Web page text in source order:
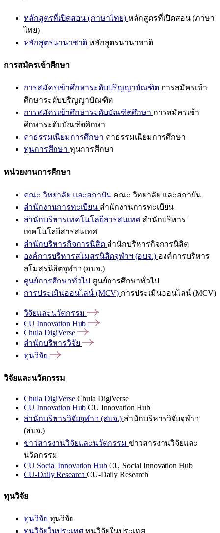
หลักสูตรที่เปิดสอน (ภาษาไทย) หลักสูตรที่เปิดสอน (ภาษา
ไทย)
หลักสูตรนานาชาติ หลักสูตรนานาชาติ
การสมัครเข้าศึกษา
การสมัครเข้าศึกษาระดับปริญญาบัณฑิต การสมัครเข้า
ศึกษาระดับปริญญาบัณฑิต
การสมัครเข้าศึกษาระดับบัณฑิตศึกษา การสมัครเข้า
ศึกษาระดับบัณฑิตศึกษา
ค่าธรรมเนียมการศึกษา ค่าธรรมเนียมการศึกษา
ทุนการศึกษา ทุนการศึกษา
หน่วยงานการศึกษา
คณะ วิทยาลัย และสถาบัน คณะ วิทยาลัย และสถาบัน
สำนักงานการทะเบียน สำนักงานการทะเบียน
สำนักบริหารเทคโนโลยีสารสนเทศ สำนักบริหาร
เทคโนโลยีสารสนเทศ
สำนักบริหารกิจการนิสิต สำนักบริหารกิจการนิสิต
องค์การบริหารสโมสรนิสิตจุฬาฯ (อบจ.) องค์การบริหาร
สโมสรนิสิตจุฬาฯ (อบจ.)
ศูนย์การศึกษาทั่วไป ศูนย์การศึกษาทั่วไป
การประเมินออนไลน์ (MCV) การประเมินออนไลน์ (MCV)
วิจัยและนวัตกรรม
CU Innovation Hub
Chula DigiVerse
สำนักบริหารวิจัย
ทุนวิจัย
วิจัยและนวัตกรรม
Chula DigiVerse Chula DigiVerse
CU Innovation Hub CU Innovation Hub
สำนักบริหารวิจัยจุฬาฯ (สบจ.) สำนักบริหารวิจัยจุฬาฯ
(สบจ.)
ข่าวสารงานวิจัยและนวัตกรรม ข่าวสารงานวิจัยและ
นวัตกรรม
CU Social Innovation Hub CU Social Innovation Hub
CU-Daily Research CU-Daily Research
ทุนวิจัย
ทุนวิจัย ทุนวิจัย
ทุนวิจัยในประเทศ ทุนวิจัยในประเทศ